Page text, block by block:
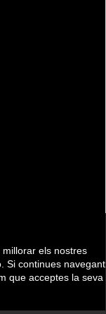
els nostres
Si continues navegant
que acceptes la seva